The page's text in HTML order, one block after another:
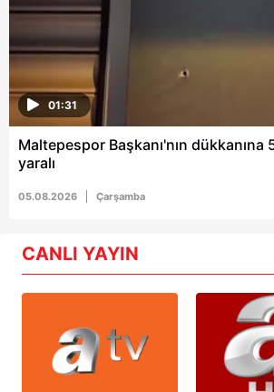
01:31
Maltepespor Başkanı'nın dükkanına
yaralı
05.08.2026 Çarşamba
CANLI YAYIN